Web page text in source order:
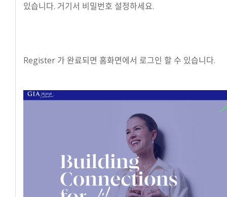
있습니다. 거기서 비밀번호 설정하세요.
Register 가 완료되면 홈화면에서 로그인 할 수 있습니다.